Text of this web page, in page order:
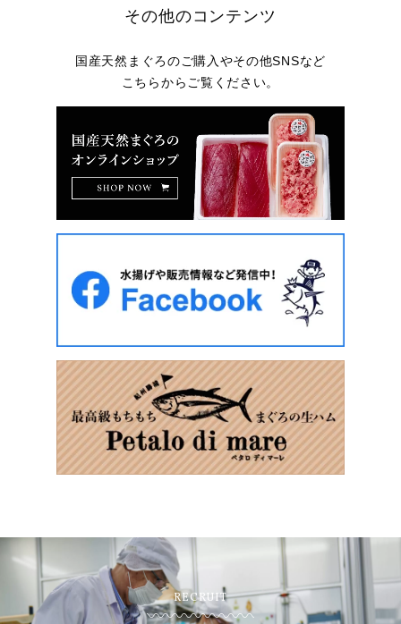
その他のコンテンツ
国産天然まぐろのご購入やその他SNSなど
こちらからご覧ください。
RECRUIT